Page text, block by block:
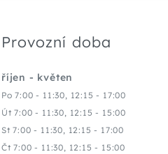
Provozní doba
říjen - květen
Po 7:00 - 11:30, 12:15 - 17:00
Út 7:00 - 11:30, 12:15 - 15:00
St 7:00 - 11:30, 12:15 - 17:00
Čt 7:00 - 11:30, 12:15 - 15:00